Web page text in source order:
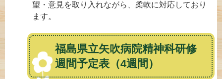
望・意見を取り入れながら、柔軟に対応しており
ます。
福島県立矢吹病院精神科研修
週間予定表（4週間）